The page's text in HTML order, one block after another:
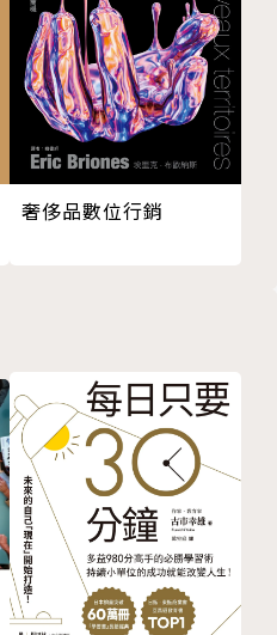
周郁凱教你掌握8項核心
），結合了遊戲設計
學，將人類行為動機歸類
吸引人、讓人樂此不疲的
召】
類知識盡心盡力。
】
排行榜帶來成就感；如e
度評價賣家榮譽。
回饋】
、用穀物種出塗鴉作品，
。
故事
內部傾向）動力
真實系統
析簡介
的的遊戲
的人本設計
大使命與呼召
奢侈品數位行銷